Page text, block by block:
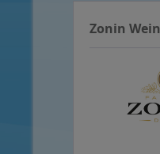
Zonin Wein